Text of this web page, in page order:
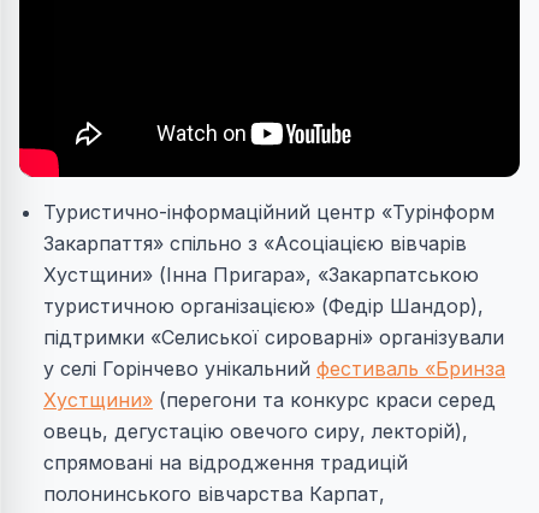
Туристично-інформаційний центр «Турінформ
Закарпаття» спільно з «Асоціацією вівчарів
Хустщини» (Інна Пригара», «Закарпатською
туристичною організацією» (Федір Шандор),
підтримки «Селиської сироварні» організували
у селі Горінчево унікальний фестиваль «Бринза
Хустщини» (перегони та конкурс краси серед
овець, дегустацію овечого сиру, лекторій),
спрямовані на відродження традицій
полонинського вівчарства Карпат,